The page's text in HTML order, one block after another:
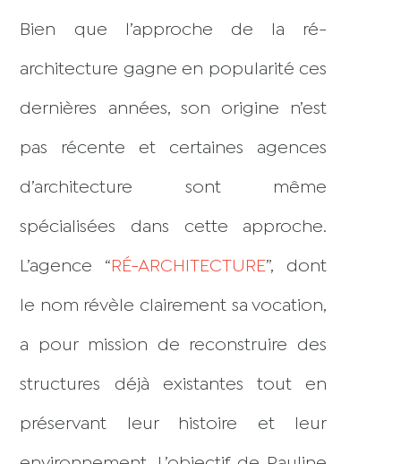
Bien que l’approche de la ré-
architecture gagne en popularité ces
dernières années, son origine n’est
pas récente et certaines agences
d’architecture sont même
spécialisées dans cette approche.
L’agence “ RÉ-ARCHITECTURE”, dont
le nom révèle clairement sa vocation,
a pour mission de reconstruire des
structures déjà existantes tout en
préservant leur histoire et leur